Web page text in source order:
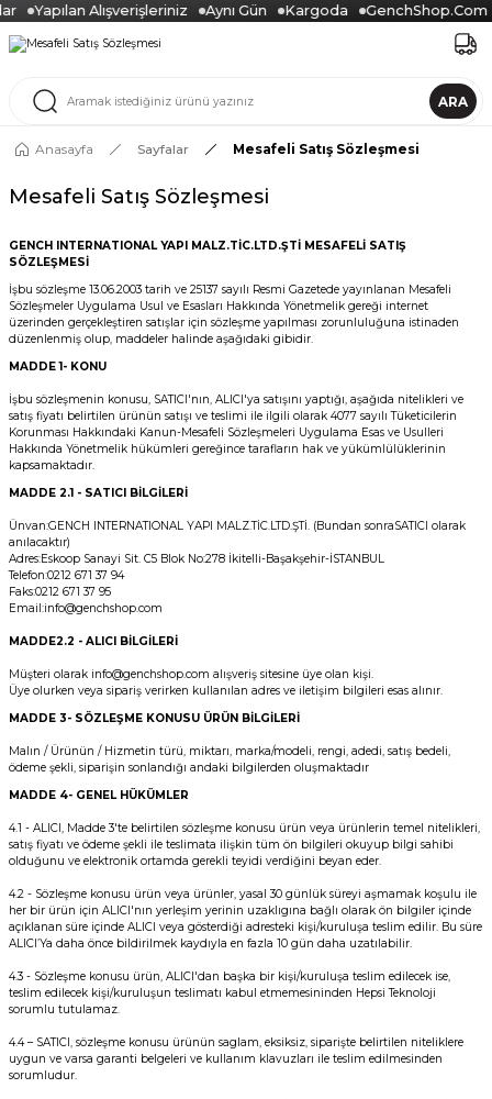
Yapılan Alışverişleriniz Aynı Gün Kargoda GenchShop.Com
ARA
Anasayfa Sayfalar Mesafeli Satış Sözleşmesi
Mesafeli Satış Sözleşmesi
GENCH INTERNATIONAL YAPI MALZ.TİC.LTD.ŞTİ MESAFELİ SATIŞ
SÖZLEŞMESİ
İşbu sözleşme 13.06.2003 tarih ve 25137 sayılı Resmi Gazetede yayınlanan Mesafeli
Sözleşmeler Uygulama Usul ve Esasları Hakkında Yönetmelik gereği internet
üzerinden gerçekleştiren satışlar için sözleşme yapılması zorunluluğuna istinaden
düzenlenmiş olup, maddeler halinde aşağıdaki gibidir.
MADDE 1- KONU
İşbu sözleşmenin konusu, SATICI'nın, ALICI'ya satışını yaptığı, aşağıda nitelikleri ve
satış fiyatı belirtilen ürünün satışı ve teslimi ile ilgili olarak 4077 sayılı Tüketicilerin
Korunması Hakkındaki Kanun-Mesafeli Sözleşmeleri Uygulama Esas ve Usulleri
Hakkında Yönetmelik hükümleri gereğince tarafların hak ve yükümlülüklerinin
kapsamaktadır.
MADDE 2.1 - SATICI BİLGİLERİ
Ünvan:GENCH INTERNATIONAL YAPI MALZ.TİC.LTD.ŞTİ. (Bundan sonraSATICI olarak
anılacaktır)
Adres:Eskoop Sanayi Sit. C5 Blok No:278 İkitelli-Başakşehir-İSTANBUL
Telefon:0212 671 37 94
Faks:0212 671 37 95
Email:info@genchshop.com
MADDE2.2 - ALICI BİLGİLERİ
Müşteri olarak info@genchshop.com alışveriş sitesine üye olan kişi.
Üye olurken veya sipariş verirken kullanılan adres ve iletişim bilgileri esas alınır.
MADDE 3- SÖZLEŞME KONUSU ÜRÜN BİLGİLERİ
Malın / Ürünün / Hizmetin türü, miktarı, marka/modeli, rengi, adedi, satış bedeli,
ödeme şekli, siparişin sonlandığı andaki bilgilerden oluşmaktadır
MADDE 4- GENEL HÜKÜMLER
4.1 - ALICI, Madde 3'te belirtilen sözleşme konusu ürün veya ürünlerin temel nitelikleri,
satış fiyatı ve ödeme şekli ile teslimata ilişkin tüm ön bilgileri okuyup bilgi sahibi
olduğunu ve elektronik ortamda gerekli teyidi verdiğini beyan eder.
4.2 - Sözleşme konusu ürün veya ürünler, yasal 30 günlük süreyi aşmamak koşulu ile
her bir ürün için ALICI'nın yerleşim yerinin uzaklıgına bağlı olarak ön bilgiler içinde
açıklanan süre içinde ALICI veya gösterdiği adresteki kişi/kuruluşa teslim edilir. Bu süre
ALICI’Ya daha önce bildirilmek kaydıyla en fazla 10 gün daha uzatılabilir.
4.3 - Sözleşme konusu ürün, ALICI'dan başka bir kişi/kuruluşa teslim edilecek ise,
teslim edilecek kişi/kuruluşun teslimatı kabul etmemesininden Hepsi Teknoloji
sorumlu tutulamaz.
4.4 – SATICI, sözleşme konusu ürünün saglam, eksiksiz, siparişte belirtilen niteliklere
uygun ve varsa garanti belgeleri ve kullanım klavuzları ile teslim edilmesinden
sorumludur.